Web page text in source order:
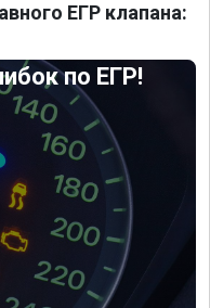
ЕГР клапана:
по ЕГР!